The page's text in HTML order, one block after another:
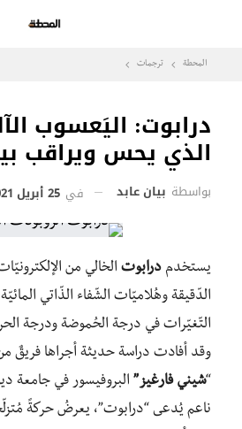
المحطة ترجمات
درابوت: اليَعسوب
الذي يحس ويراقب
بواسطة بيان عابد في 25 أبريل 2021
يستخدم درابوت الخالي من
الدّقيقة وهُلاميّات الشّفاء الذّاتي
التّغيّرات في درجة الحُموضة ودرجة
وقد أفادت دراسة حديثة أجراها فريقٌ من
“شيني فارغيز” البروفيسور في جامعة
ناعم يُدعى “درابوت”، يعرضُ حركةً